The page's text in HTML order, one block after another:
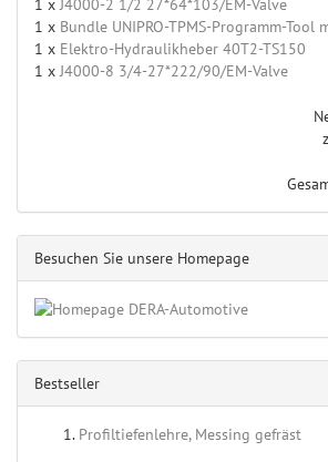
1 xJ4000-2 1/2 27*64*103/EM-Valve
1 x Bundle UNIPRO-TPMS-Programm-Tool
1 x Elektro-Hydraulikheber 40T2-TS150
1 xJ4000-8 3/4-27*222/90/EM-Valve
Besuchen Sie unsere Homepage
Bestseller
Profiltiefenlehre, Messing gefräst